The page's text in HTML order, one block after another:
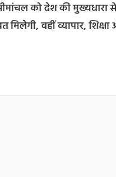
को देश की मुख्यधारा
मिलेगी, वहीं व्यापार,